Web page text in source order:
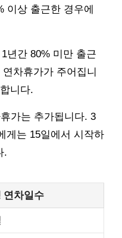
이상 출근한 경우에
년간 80% 미만 출근
차휴가가 주어집니
니다.
가는 추가됩니다. 3
게는 15일에서 시작하
.
연차일수